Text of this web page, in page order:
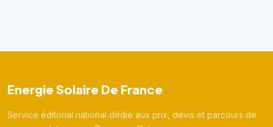
Energie Solaire De France
Service éditorial national dédié aux prix, devis et parcours de